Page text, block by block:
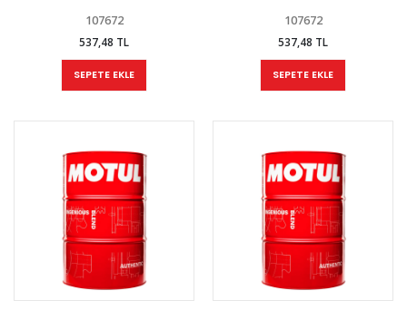
107672
537,48 TL
SEPETE EKLE
107672
537,48 TL
SEPETE EKLE